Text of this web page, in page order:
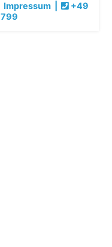
Impressum
+49